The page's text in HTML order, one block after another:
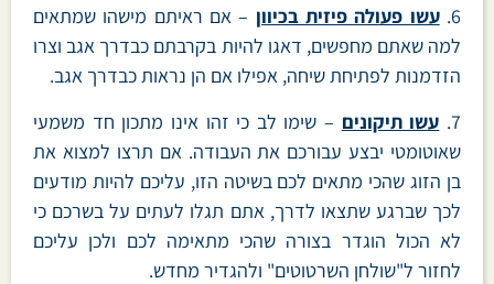
6. עשו פעולה פיזית בכיוון – אם ראיתם מישהו שמתאים
למה שאתם מחפשים, דאגו להיות בקרבתם כבדרך אגב וצרו
הזדמנות לפתיחת שיחה, אפילו אם הן נראות כבדרך אגב.
7. עשו תיקונים – שימו לב כי זהו אינו מתכון חד משמעי
שאוטומטי יבצע עבורכם את העבודה. אם תרצו למצוא את
בן הזוג שהכי מתאים לכם בשיטה הזו, עליכם להיות מודעים
לכך שברגע שתצאו לדרך, אתם תגלו לעתים על בשרכם כי
לא הכול הוגדר בצורה שהכי מתאימה לכם ולכן עליכם
לחזור ל"שולחן השרטוטים" ולהגדיר מחדש.